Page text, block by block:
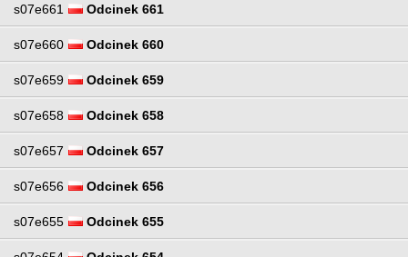
s07e661 Odcinek 661
s07e660 Odcinek 660
s07e659 Odcinek 659
s07e658 Odcinek 658
s07e657 Odcinek 657
s07e656 Odcinek 656
s07e655 Odcinek 655